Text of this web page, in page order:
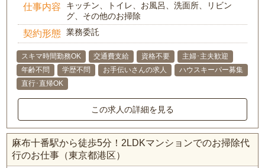
仕事内容
キッチン、トイレ、お風呂、洗面所、リビン
グ、その他のお掃除
契約形態 業務委託
スキマ時間勤務OK 交通費支給 資格不要
主婦･主夫歓迎
年齢不問
学歴不問 お手伝いさんの求人
ハウスキーパー募集
直行･直帰OK
この求人の詳細を見る
麻布十番駅から徒歩5分！2LDKマンションでのお掃除代
行のお仕事（東京都港区）